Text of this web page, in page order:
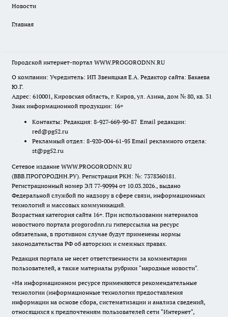
Новости
Главная
Городской интернет-портал WWW.PROGORODNN.RU
О компании: Учредитель: ИП Звеняцкая Е.А. Редактор сайта: Бакаева
Ю.Г.
Адрес: 610001, Кировская область, г. Киров, ул. Азина, дом № 80, кв. 31
Знак информационной продукции: 16+
Контакты: Редакция: 8-927-669-90-87 Email редакции:
red@pg52.ru
Рекламный отдел: 8-920-004-61-95 Email рекламного отдела:
st@pg52.ru
Сетевое издание WWW.PROGORODNN.RU
(ВВВ.ПРОГОРОДНН.РУ). Регистрация РКН: №: 7378360181.
Регистрационный номер ЭЛ 77-90994 от 10.03.2026., выдано
Федеральной службой по надзору в сфере связи, информационных
технологий и массовых коммуникаций.
Возрастная категория сайта 16+. При использовании материалов
новостного портала progorodnn.ru гиперссылка на ресурс
обязательна, в противном случае будут применены нормы
законодательства РФ об авторских и смежных правах.
Редакция портала не несет ответственности за комментарии
пользователей, а также материалы рубрики "народные новости".
«На информационном ресурсе применяются рекомендательные
технологии (информационные технологии предоставления
информации на основе сбора, систематизации и анализа сведений,
относящихся к предпочтениям пользователей сети "Интернет",